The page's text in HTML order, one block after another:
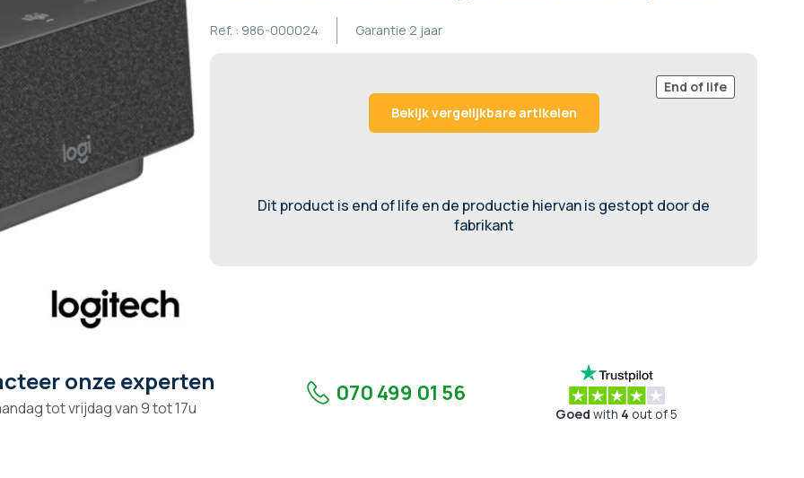
Garantie 2 jaar
Ref. : 986-000024
End of life
Bekijk vergelijkbare artikelen
Dit product is end of life en de productie hiervan is gestopt door de
fabrikant
onze experten
tot vrijdag van 9 tot 17u
070 499 01 56
Goed with 4 out of 5